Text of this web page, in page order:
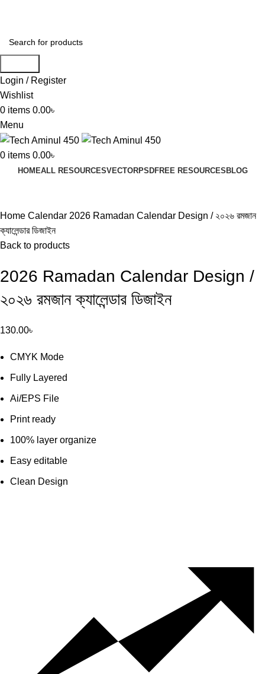
Login / Register
Wishlist
0 items 0.00৳
Menu
0 items 0.00৳
HOMEALL RESOURCESVECTORPSDFREE RESOURCES BLOG
Home Calendar 2026 Ramadan Calendar Design / ২০২৬ রমজান
ক্যালেন্ডার ডিজাইন
Back to products
2026 Ramadan Calendar Design /
২০২৬ রমজান ক্যালেন্ডার ডিজাইন
130.00৳
CMYK Mode
Fully Layered
Ai/EPS File
Print ready
100% layer organize
Easy editable
Clean Design